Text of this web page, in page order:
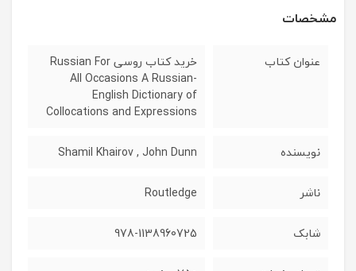
مشخصات
عنوان کتاب
خرید کتاب روسی Russian For
All Occasions A Russian-
English Dictionary of
Collocations and Expressions
نویسنده Shamil Khairov , John Dunn
ناشر Routledge
شابک 978-1138960725